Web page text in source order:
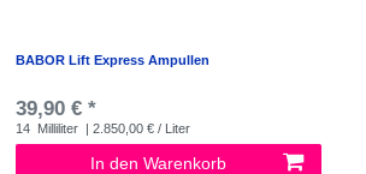
BABOR Lift Express Ampullen
39,90 € *
14 Milliliter | 2.850,00 € / Liter
In den Warenkorb